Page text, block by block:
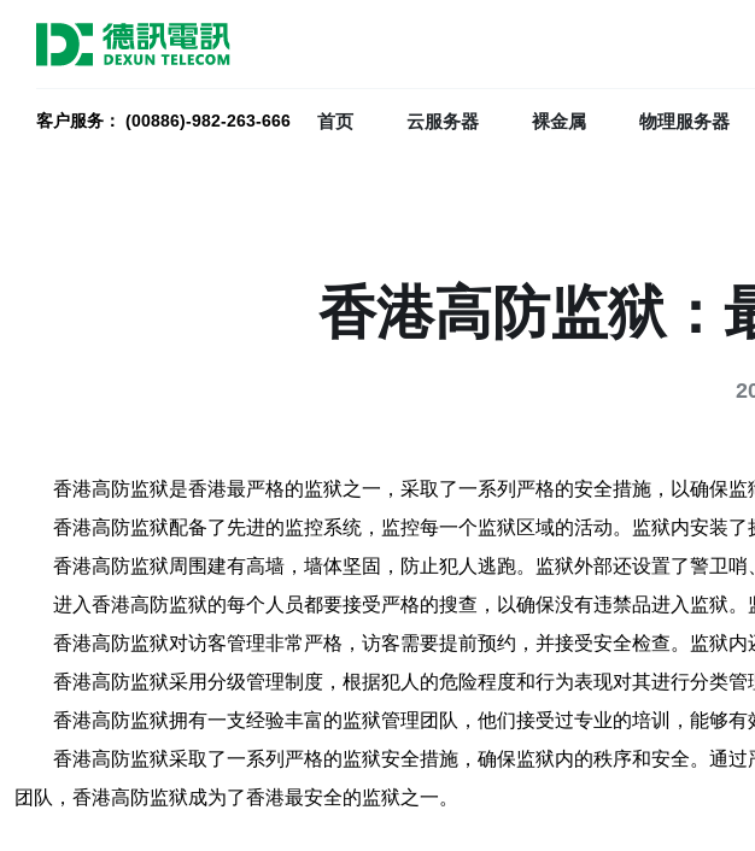
客户服务： (00886)-982-263-666 首页 云服务器 裸金属 物理服务器
香港高防监狱：
香港高防监狱是香港最严格的监狱之一，采取了一系列严格的安全措施，以确保
香港高防监狱配备了先进的监控系统，监控每一个监狱区域的活动。监狱内安装
香港高防监狱周围建有高墙，墙体坚固，防止犯人逃跑。监狱外部还设置了警卫哨
进入香港高防监狱的每个人员都要接受严格的搜查，以确保没有违禁品进入监狱。
香港高防监狱对访客管理非常严格，访客需要提前预约，并接受安全检查。监狱
香港高防监狱采用分级管理制度，根据犯人的危险程度和行为表现对其进行分类
香港高防监狱拥有一支经验丰富的监狱管理团队，他们接受过专业的培训，能够
香港高防监狱采取了一系列严格的监狱安全措施，确保监狱内的秩序和安全。通
团队，香港高防监狱成为了香港最安全的监狱之一。